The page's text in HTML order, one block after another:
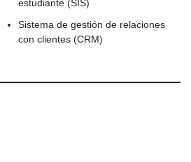
estudiante (SIS)
Sistema de gestión de relaciones
con clientes (CRM)